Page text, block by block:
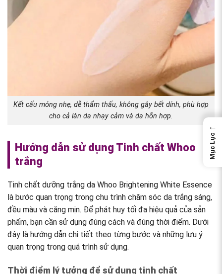
Kết cấu mỏng nhẹ, dễ thẩm thấu, không gây bết dính, phù hợp
cho cả làn da nhạy cảm và da hỗn hợp.
Hướng dẫn sử dụng Tinh chất Whoo
trắng
Tinh chất dưỡng trắng da Whoo Brightening White Essence
là bước quan trọng trong chu trình chăm sóc da trắng sáng,
đều màu và căng mịn. Để phát huy tối đa hiệu quả của sản
phẩm, bạn cần sử dụng đúng cách và đúng thời điểm. Dưới
đây là hướng dẫn chi tiết theo từng bước và những lưu ý
quan trọng trong quá trình sử dụng.
Thời điểm lý tưởng để sử dụng tinh chất
←
Mục Lục